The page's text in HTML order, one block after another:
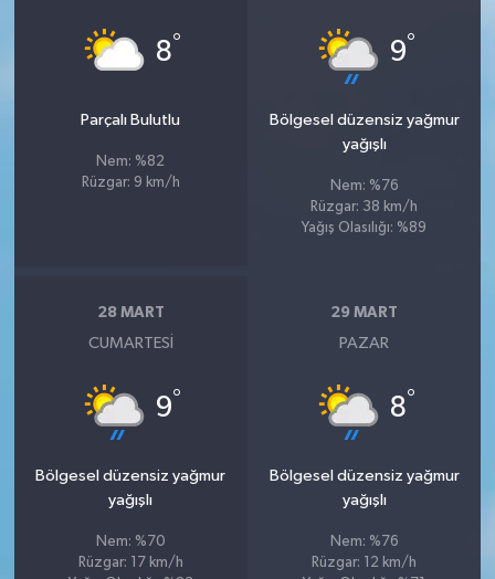
8°
Parçalı Bulutlu
Nem: %82
Rüzgar: 9 km/h
9°
Bölgesel düzensiz yağmur
yağışlı
Nem: %76
Rüzgar: 38 km/h
Yağış Olasılığı: %89
28 MART
CUMARTESI
9°
Bölgesel düzensiz yağmur
yağışlı
Nem: %70
Rüzgar: 17 km/h
29 MART
PAZAR
8°
Bölgesel düzensiz yağmur
yağışlı
Nem: %76
Rüzgar: 12 km/h